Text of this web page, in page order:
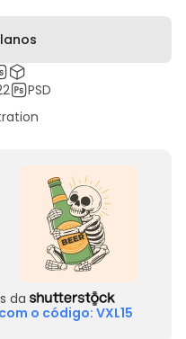
PSD
da
o código: VXL15